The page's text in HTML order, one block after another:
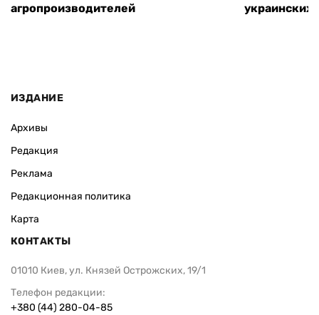
агропроизводителей
ИЗДАНИЕ
Архивы
Редакция
Реклама
Редакционная политика
Карта
КОНТАКТЫ
01010 Киев, ул. Князей Острожских, 19/1
Телефон редакции:
+380 (44) 280-04-85